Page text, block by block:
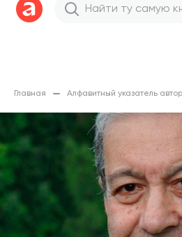
Главная Алфавитный указатель